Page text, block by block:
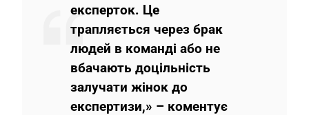
експерток. Це
трапляється через брак
людей в команді або не
вбачають доцільність
залучати жінок до
експертизи,» – коментує